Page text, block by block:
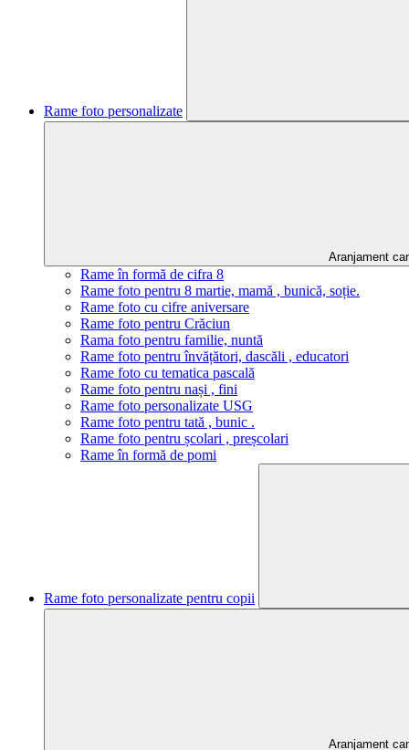
Rame foto personalizate
Aranjament
Rame în formă de cifra 8
Rame foto pentru 8 martie, mamă , bunică, soție.
Rame foto cu cifre aniversare
Rame foto pentru Crăciun
Rama foto pentru familie, nuntă
Rame foto pentru învățători, dascăli , educatori
Rame foto cu tematica pascală
Rame foto pentru nași , fini
Rame foto personalizate USG
Rame foto pentru tată , bunic .
Rame foto pentru școlari , preșcolari
Rame în formă de pomi
Rame foto personalizate pentru copii
Aranjament